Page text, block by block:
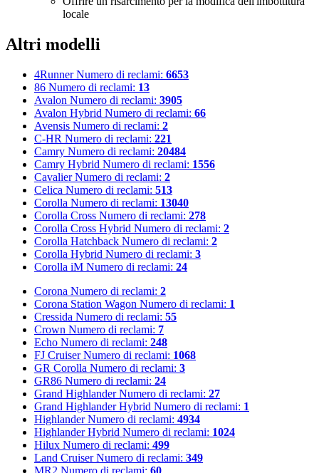
locale
Altri modelli
4Runner Numero di reclami: 6653
86 Numero di reclami: 13
Avalon Numero di reclami: 3905
Avalon Hybrid Numero di reclami: 66
Avensis Numero di reclami: 2
C-HR Numero di reclami: 221
Camry Numero di reclami: 20484
Camry Hybrid Numero di reclami: 1556
Cavalier Numero di reclami: 2
Celica Numero di reclami: 513
Corolla Numero di reclami: 13040
Corolla Cross Numero di reclami: 278
Corolla Cross Hybrid Numero di reclami: 2
Corolla Hatchback Numero di reclami: 2
Corolla Hybrid Numero di reclami: 3
Corolla iM Numero di reclami: 24
Corona Numero di reclami: 2
Corona Station Wagon Numero di reclami: 1
Cressida Numero di reclami: 55
Crown Numero di reclami: 7
Echo Numero di reclami: 248
FJ Cruiser Numero di reclami: 1068
GR Corolla Numero di reclami: 3
GR86 Numero di reclami: 24
Grand Highlander Numero di reclami: 27
Grand Highlander Hybrid Numero di reclami: 1
Highlander Numero di reclami: 4934
Highlander Hybrid Numero di reclami: 1024
Hilux Numero di reclami: 499
Land Cruiser Numero di reclami: 349
MR2 Numero di reclami: 60